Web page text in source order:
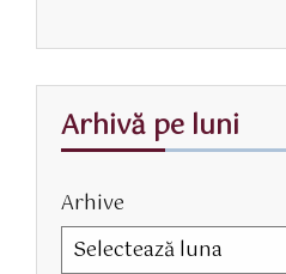
Arhivă pe luni
Arhive